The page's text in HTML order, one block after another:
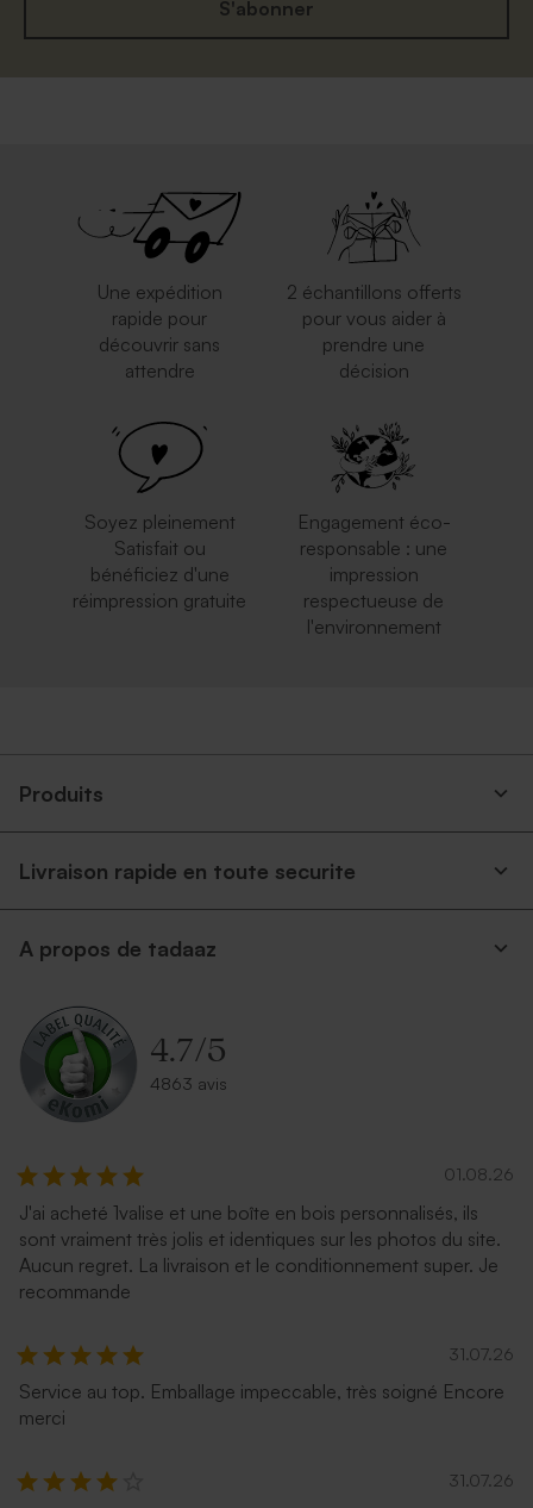
Carrément rouge
Enveloppe recyclée mariage
carrée
S'abonner
Une expédition
rapide pour
découvrir sans
attendre
2 échantillons offerts
pour vous aider à
prendre une
décision
Soyez pleinement
Satisfait ou
bénéficiez d'une
réimpression gratuite
Engagement éco-
responsable : une
impression
respectueuse de
l'environnement
Produits
Livraison rapide en toute securite
A propos de tadaaz
4.7/5
4863 avis
01.08.26
J'ai acheté 1valise et une boîte en bois personnalisés, ils
sont vraiment très jolis et identiques sur les photos du site.
Aucun regret. La livraison et le conditionnement super. Je
recommande
31.07.26
Service au top. Emballage impeccable, très soigné Encore
merci
31.07.26